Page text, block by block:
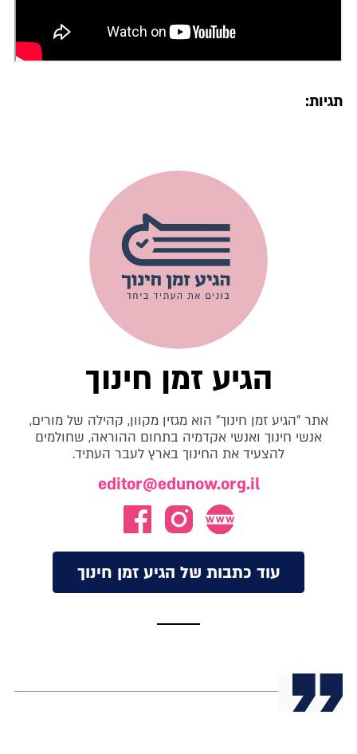
תגיות:
הגיע זמן חינוך
אתר "הגיע זמן חינוך" הוא מגזין מקוון, קהילה של מורים,
אנשי חינוך ואנשי אקדמיה בתחום ההוראה, שחולמים
להצעיד את החינוך בארץ לעבר העתיד.
editor@edunow.org.il
עוד כתבות של הגיע זמן חינוך